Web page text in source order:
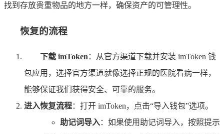
找到存放贵重物品的地方一样，确保资产的可管理性。
恢复的流程
下载 imToken ：从官方渠道下载并安装 imToken 钱
包应用，选择官方渠道就像选择正规的医院看病一样，
能够保证我们获得安全、可靠的服务。
进入恢复流程：打开 imToken，点击“导入钱包”选项。
助记词导入：如果使用助记词导入，按照提示